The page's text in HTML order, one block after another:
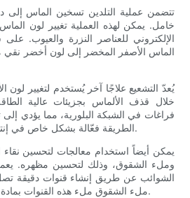
تتضمن عملية التلدين تسخين الماس
خامل. يمكن لهذه العملية تغيير لون
الإلكتروني للعناصر النزرة والعيوب.
الماس الأصفر المخضر إلى لون أخضر
يُعدّ التشعيع علاجًا آخر يُستخدم لتغيير لون
خلال قذف الألماس بجزيئات عالية
فراغات في الشبكة البلورية، مما يؤدي
الطريقة فعّالة بشكل خاص في إنتاج الألماس الأخضر والأزرق.
يمكن أيضاً استخدام معالجات لتحسين نقاء
وملء الشقوق، وذلك لتحسين مظهره. يعمل
الشوائب عن طريق إنشاء قنوات دقيقة
ملء الشقوق ملء هذه القنوات بمادة شفافة لتعزيز نقاء الألماس.